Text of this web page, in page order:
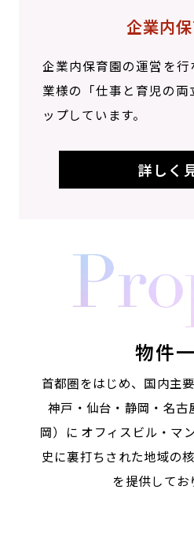
企業内
企業内保育園の運営を
業様の「仕事と育児の
ップしています。
詳しく
物件
首都圏をはじめ、国内主
神戸・仙台・静岡・名古
岡）に オフィスビル・マ
史に裏打ちされた地域の
を提供してお